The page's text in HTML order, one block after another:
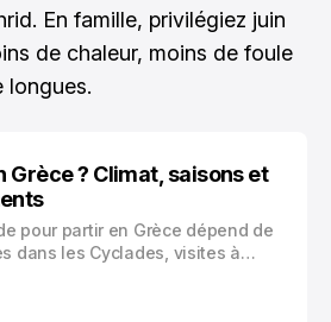
En famille, privilégiez juin
de chaleur, moins de foule
longues.
Grèce ? Climat, saisons et
pour partir en Grèce dépend de
dans les Cyclades, visites à
mois par mois pour choisir vos